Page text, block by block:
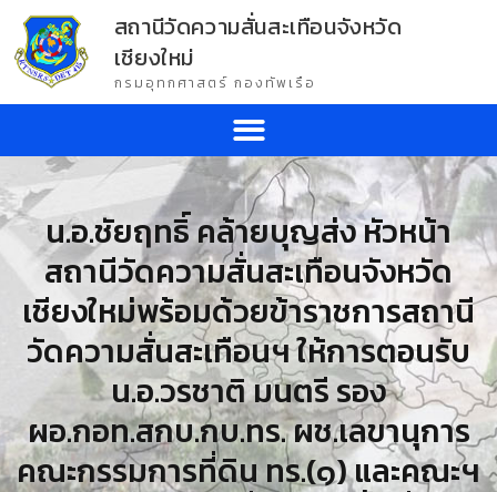
สถานีวัดความสั่นสะเทือนจังหวัด
เชียงใหม่
กรมอุทกศาสตร์ กองทัพเรือ
น.อ.ชัยฤทธิ์ คล้ายบุญส่ง หัวหน้า
สถานีวัดความสั่นสะเทือนจังหวัด
เชียงใหม่พร้อมด้วยข้าราชการสถานี
วัดความสั่นสะเทือนฯ ให้การตอนรับ
น.อ.วรชาติ มนตรี รอง
ผอ.กอท.สกบ.กบ.ทร. ผช.เลขานุการ
คณะกรรมการที่ดิน ทร.(๑) และคณะฯ